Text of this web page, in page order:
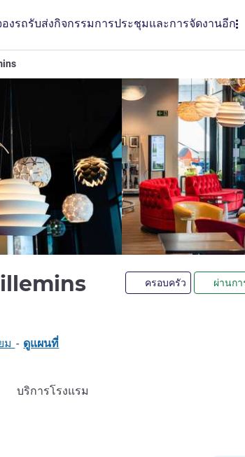
องรถรับส่งกิจกรรมการประชุมและการจัดงานอีก
3 ดาวครอบครัว ผ่านก
ม - ดูแผนที่
บริการโรงแรม